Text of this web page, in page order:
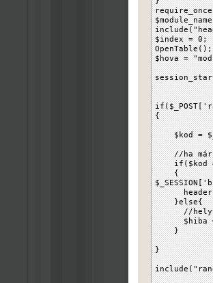
$index = 0;
OpenTable();
$hova =
{
$kod =
//ha már
if($kod ==
{
}else{
//
$hiba =
}
}